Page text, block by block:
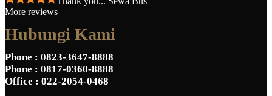
More reviews
Hubungi Kami
Phone : 0823-3647-8888
Phone : 0817-0360-8888
Office : 022-2054-0468